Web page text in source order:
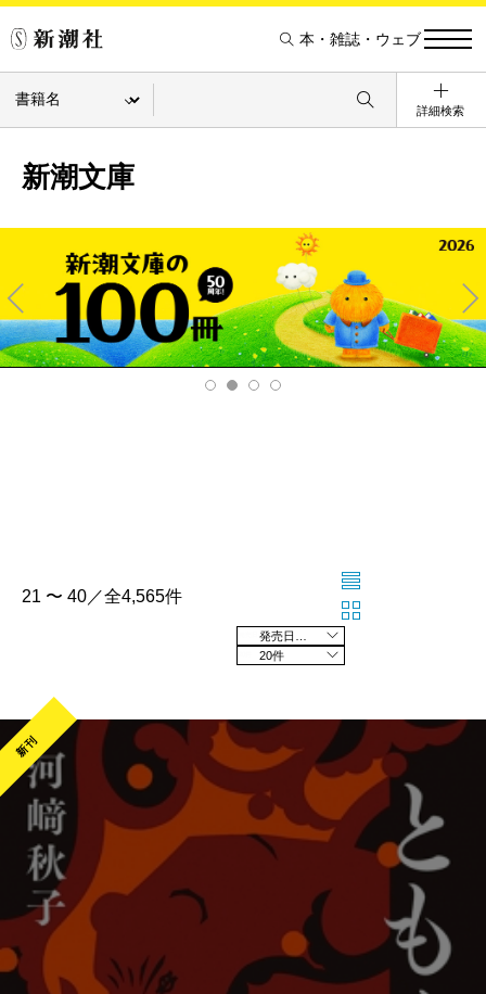
本・雑誌・ウェブ
詳細検索
新潮文庫
Pre
v
Ne
xt
21 〜 40／全4,565件
20件
新刊